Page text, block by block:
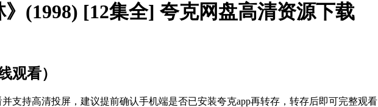
(1998) [12集全] 夸克网盘高清资源下载
观看）
支持高清投屏，建议提前确认手机端是否已安装夸克app再转存，转存后即可完整观